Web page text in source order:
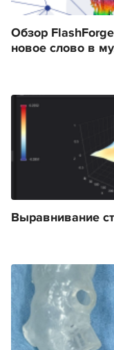
Обзор
новое слово в
Выравнивание